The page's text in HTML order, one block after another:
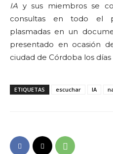
IA y sus miembros se
consultas en todo el
plasmadas en un
presentado en ocasión
ciudad de Córdoba los
ETIQUETAS escuchar IA